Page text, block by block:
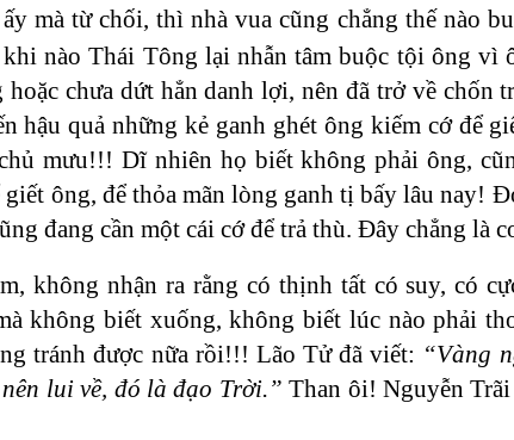
mà từ chối, thì nhà vua cũng chẳng thế nào
nào Thái Tông lại nhẫn tâm buộc tội ông vì
chưa dứt hẳn danh lợi, nên đã trở về
hậu quả những kẻ ganh ghét ông kiếm cớ để
mưu!!! Dĩ nhiên họ biết không phải ông,
ông, để thỏa mãn lòng ganh tị bấy lâu nay!
đang cần một cái cớ để trả thù. Đây chẳng là
không nhận ra rằng có thịnh tất có suy, có
không biết xuống, không biết lúc nào phải
tránh được nữa rồi!!! Lão Tử đã viết: “Vàng
lui về, đó là đạo Trời.” Than ôi! Nguyễn